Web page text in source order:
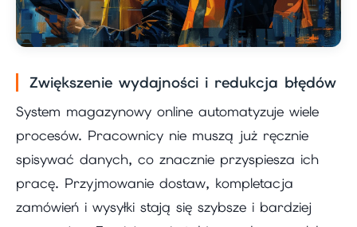
Zwiększenie wydajności i redukcja błędów
System magazynowy online automatyzuje wiele
procesów. Pracownicy nie muszą już ręcznie
spisywać danych, co znacznie przyspiesza ich
pracę. Przyjmowanie dostaw, kompletacja
zamówień i wysyłki stają się szybsze i bardziej